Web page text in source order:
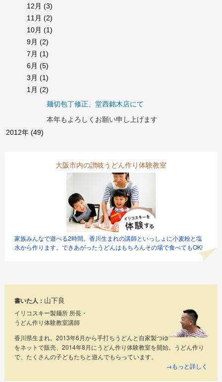
12月(3)
11月(2)
10月(1)
9月(2)
7月(1)
6月(5)
3月(1)
1月(2)
麺切包丁修正、堂西銘木店にて
本年もよろしくお願い申し上げます
2012年 (49)
大阪市内の讃岐うどん作り体験教室
家族みんなで遊べる2時間。香川生まれの講師といっしょに小麦粉と塩
水から作ります。できあがったうどんはもちろんその場で食べてもOK!
書いた人： 山下良
イリコスキー製麺所 所長・
うどん作り体験教室講師
香川県生まれ。2013年6月から手打ちうどんと自家製つゆ
をネットで販売、2014年8月にうどん作り体験教室を開始。うどん作り
で、たくさんの子どもたちと遊んでもらっています。
→もっと詳しく